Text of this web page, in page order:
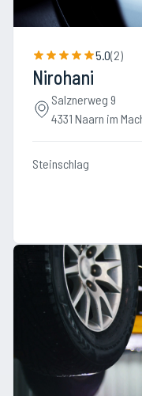
5.0(2)
Nirohani
Salznerweg 9
4331 Naarn im
Steinschlag